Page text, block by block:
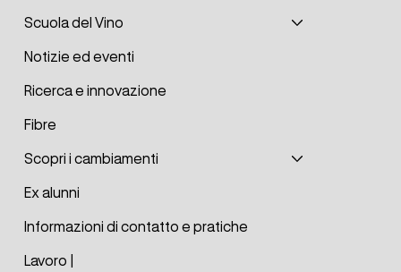
Scuola del Vino
Notizie ed eventi
Ricerca e innovazione
Fibre
Scopri i cambiamenti
Ex alunni
Informazioni di contatto e pratiche
Lavoro |